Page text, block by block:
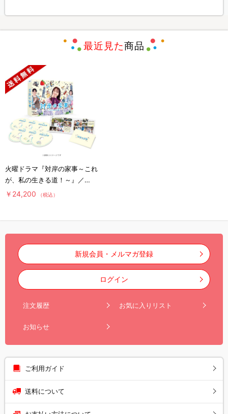
最近見た商品
火曜ドラマ『対岸の家事～これ
が、私の生きる道！～』／
DVD-BOX（送料無料・6枚
￥24,200 （税込）
新規会員・メルマガ登録
ログイン
注文履歴 お気に入りリスト
お知らせ
ご利用ガイド
送料について